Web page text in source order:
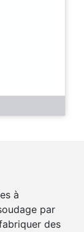
à
par
des